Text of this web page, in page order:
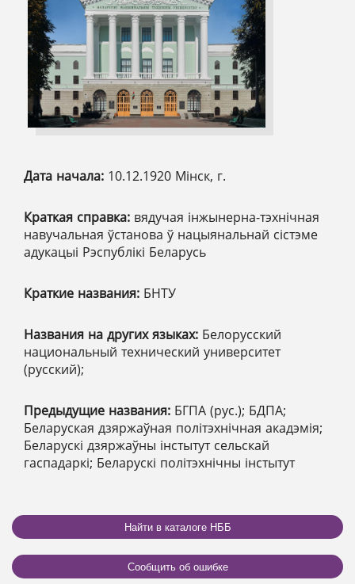
Дата начала: 10.12.1920 Мінск, г.
Краткая справка: вядучая інжынерна-тэхнічная
навучальная ўстанова ў нацыянальнай сістэме
адукацыі Рэспублікі Беларусь
Краткие названия: БНТУ
Названия на других языках: Белорусский
национальный технический университет
(русский);
Предыдущие названия: БГПА (рус.); БДПА;
Беларуская дзяржаўная політэхнічная акадэмія;
Беларускі дзяржаўны інстытут сельскай
гаспадаркі; Беларускі політэхнічны інстытут
Найти в каталоге НББ
Сообщить об ошибке